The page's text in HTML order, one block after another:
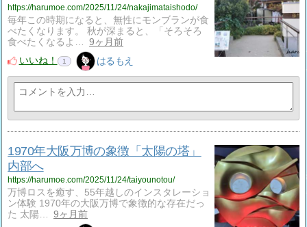
https://harumoe.com/2025/11/24/nakajimataishodo/
毎年この時期になると、無性にモンブランが食
べたくなります。 秋が深まると、「そろそろ
食べたくなるよ…
9ヶ月前
いいね！
1 はるもえ
1970年大阪万博の象徴「太陽の塔」
内部へ
https://harumoe.com/2025/11/24/taiyounotou/
万博ロスを癒す、55年越しのインスタレーショ
ン体験 1970年の大阪万博で象徴的な存在だっ
た 太陽…
9ヶ月前